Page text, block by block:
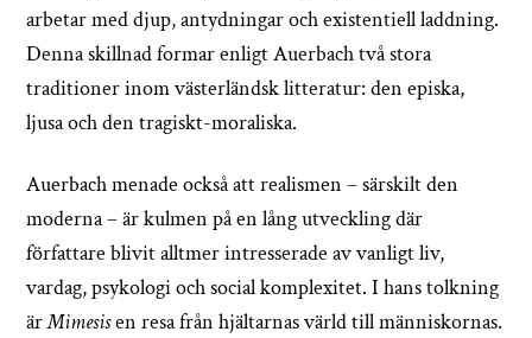
arbetar med djup, antydningar och existentiell laddning.
Denna skillnad formar enligt Auerbach två stora
traditioner inom västerländsk litteratur: den episka,
ljusa och den tragiskt-moraliska.
Auerbach menade också att realismen – särskilt den
moderna – är kulmen på en lång utveckling där
författare blivit alltmer intresserade av vanligt liv,
vardag, psykologi och social komplexitet. I hans tolkning
ärMimesisen resa från hjältarnas värld till människornas.